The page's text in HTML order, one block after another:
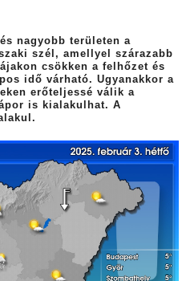
nagyobb területen a
szél, amellyel szárazabb
csökken a felhőzet és
idő várható. Ugyanakkor a
erőteljessé válik a
is kialakulhat. A